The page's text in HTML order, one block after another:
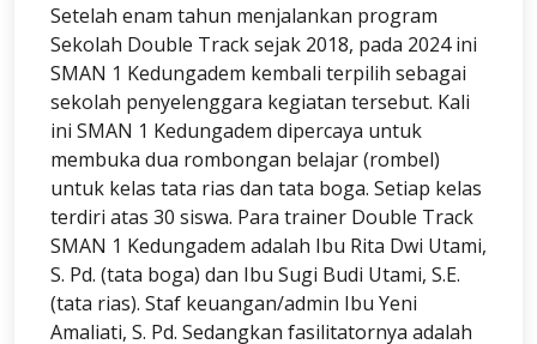
Setelah enam tahun menjalankan program
Sekolah Double Track sejak 2018, pada 2024 ini
SMAN 1 Kedungadem kembali terpilih sebagai
sekolah penyelenggara kegiatan tersebut. Kali
ini SMAN 1 Kedungadem dipercaya untuk
membuka dua rombongan belajar (rombel)
untuk kelas tata rias dan tata boga. Setiap kelas
terdiri atas 30 siswa. Para trainer Double Track
SMAN 1 Kedungadem adalah Ibu Rita Dwi Utami,
S. Pd. (tata boga) dan Ibu Sugi Budi Utami, S.E.
(tata rias). Staf keuangan/admin Ibu Yeni
Amaliati, S. Pd. Sedangkan fasilitatornya adalah